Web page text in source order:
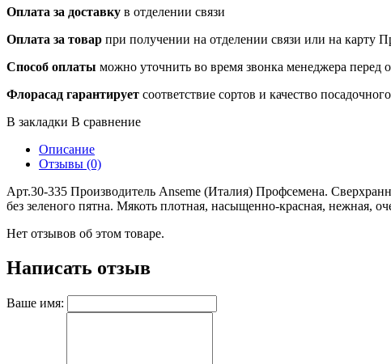
Оплата за доставку в отделении связи
Оплата за товар при получении на отделении связи или на карту
Способ оплаты можно уточнить во время звонка менеджера перед
Флорасад гарантирует соответствие сортов и качество
В закладки В сравнение
Описание
Отзывы (0)
Арт.30-335 Производитель Anseme (Италия) Профсемена.
без зеленого пятна. Мякоть плотная, насыщенно-красная, нежная,
Нет отзывов об этом товаре.
Написать отзыв
Ваше имя: